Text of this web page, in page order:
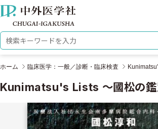
株式会社 中外医学社
検索キーワード
ホーム 臨床医学：一般／診断・臨床検査
Kunimatsu's Lists 〜國松の鑑